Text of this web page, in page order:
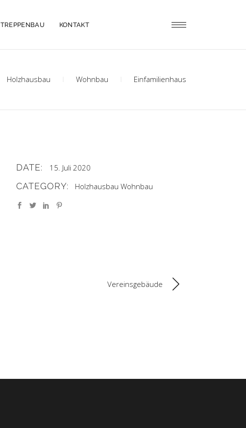
TREPPENBAU KONTAKT
Holzhausbau Wohnbau Einfamilienhaus
DATE: 15. Juli 2020
CATEGORY: Holzhausbau Wohnbau
Vereinsgebäude